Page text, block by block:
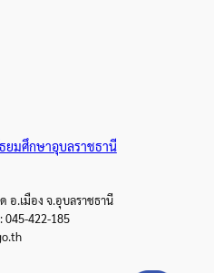
ยมศึกษาอุบลราชธานี
อ.เมือง จ.อุบลราชธานี
045-422-185